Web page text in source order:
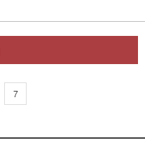
7